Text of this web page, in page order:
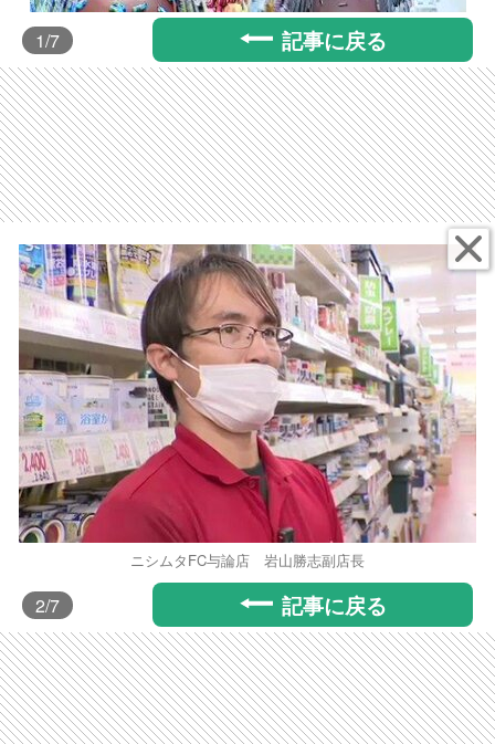
1/7 記事に戻る
ニシムタFC与論店 岩山勝志副店長
2/7 記事に戻る